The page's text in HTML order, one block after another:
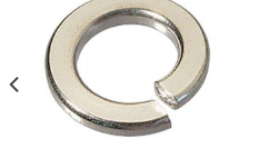
Add to
Wishlist